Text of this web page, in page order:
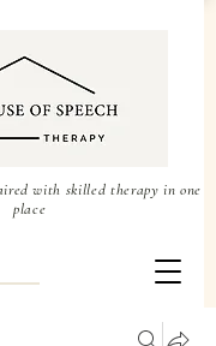
with skilled therapy in one
place